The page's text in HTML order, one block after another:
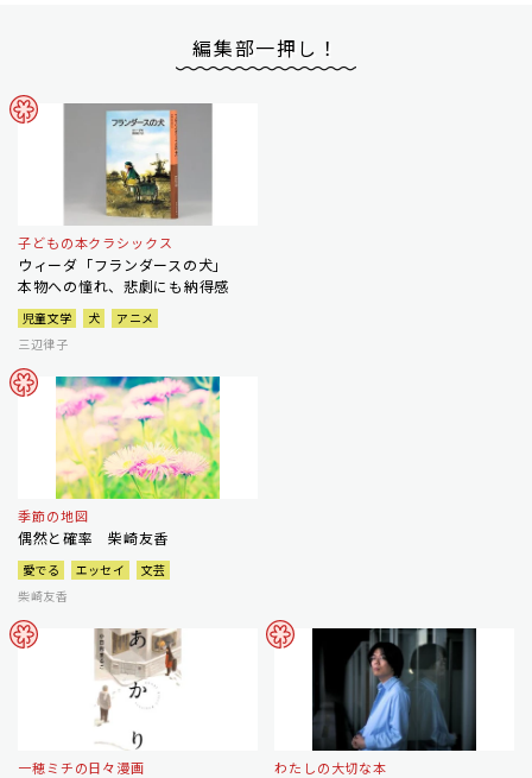
編集部一押し！
子どもの本クラシックス
ウィーダ「フランダースの犬」
本物への憧れ、悲劇にも納得感
児童文学 犬
アニメ
三辺律子
季節の地図
偶然と確率 柴崎友香
愛でる エッセイ
文芸
柴崎友香
一穂ミチの日々漫画 わたしの大切な本